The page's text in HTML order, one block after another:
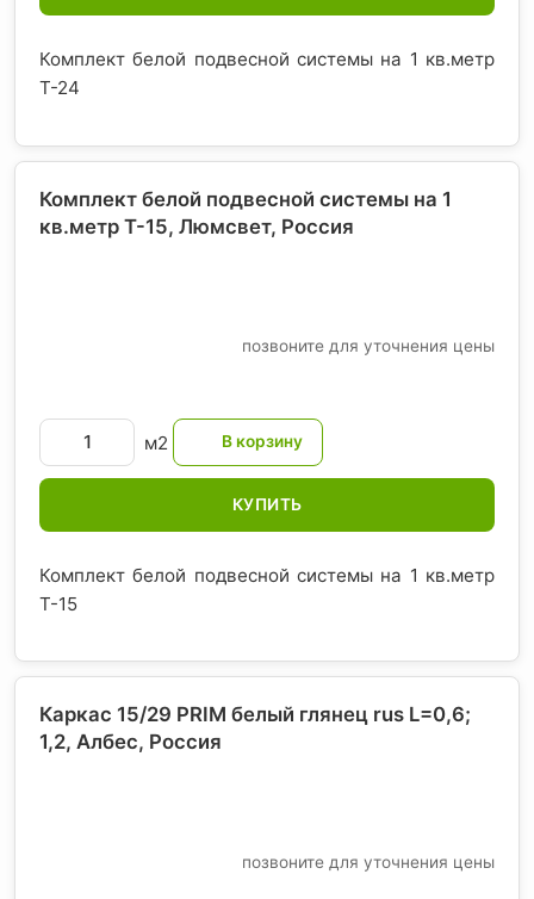
Комплект белой подвесной системы на 1 кв.метр
T-24
Комплект белой подвесной системы на 1
кв.метр T-15, Люмсвет, Россия
позвоните для уточнения цены
м2
КУПИТЬ
Комплект белой подвесной системы на 1 кв.метр
T-15
Каркас 15/29 PRIM белый глянец rus L=0,6;
1,2, Албес, Россия
позвоните для уточнения цены